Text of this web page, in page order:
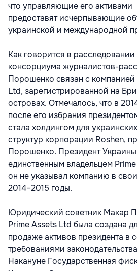
что управляющие его активами
предоставят исчерпывающие
украинской и международной
Как говорится в
консорциума журналистов-
Порошенко связан с
Ltd, зарегистрированной на
островах. Отмечалось, что в
после его избрания
стала холдингом для
структур корпорации Roshen,
Порошенко. Президент Украины
единственным владельцем
он не указывал компанию в
2014–2015 годы.
Юридический советник Макар
Prime Assets Ltd была создана
продаже активов президента в
требованиями
Накануне Государственная